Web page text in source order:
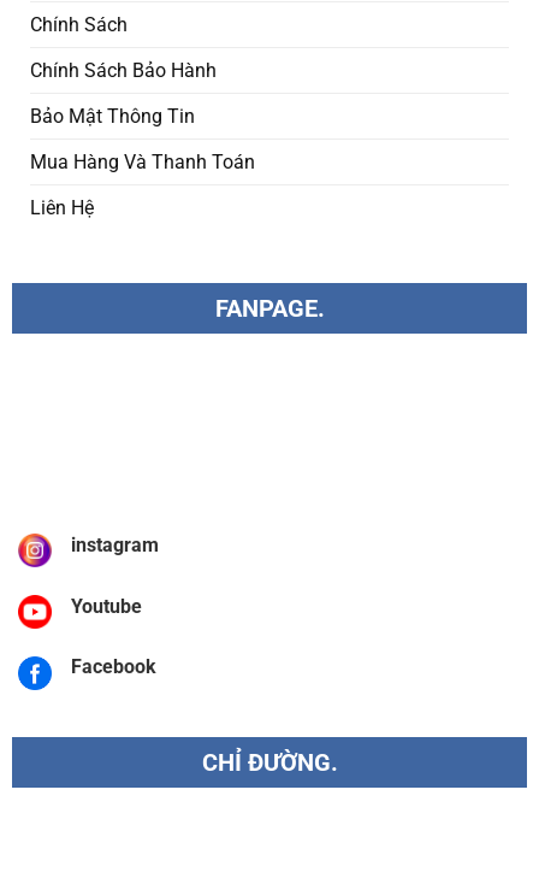
Chính Sách
Chính Sách Bảo Hành
Bảo Mật Thông Tin
Mua Hàng Và Thanh Toán
Liên Hệ
FANPAGE.
instagram
Youtube
Facebook
CHỈ ĐƯỜNG.